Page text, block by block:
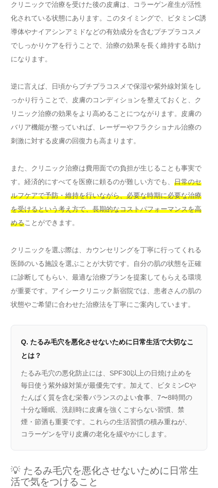
クリニックで治療を受けた後の皮膚は、コラーゲン産生が活性
化されている状態にあります。このタイミングで、ビタミンC誘
導体やナイアシンアミドなどの有効成分を含むプチプラコスメ
でしっかりケアを行うことで、治療の効果を長く維持する助け
になります。
逆に言えば、日頃からプチプラコスメで保湿や紫外線対策をし
っかり行うことで、皮膚のコンディションを整えておくと、ク
リニック治療の効果をより高めることにつながります。皮膚の
バリア機能が整っていれば、レーザーやフラクショナル治療の
刺激に対する皮膚の回復力も高まります。
また、クリニック治療は費用面での負担が生じることも事実で
す。経済的にすべてを医療に頼るのが難しい方でも、 日常のセ
ルフケアで予防・維持を行いながら、必要な時期に必要な治療
を受けるという考え方で、長期的なコストパフォーマンスを高
めることができます。
クリニックを選ぶ際は、カウンセリングを丁寧に行ってくれる
医師のいる施設を選ぶことが大切です。自分の肌の状態を正確
に診断してもらい、最適な治療プランを提案してもらえる環境
が重要です。アイシークリニック新宿院では、患者さんの肌の
状態やご希望に合わせた治療法を丁寧にご案内しています。
Q. たるみ毛穴を悪化させないために日常生活で大切なこ
とは？
たるみ毛穴の悪化防止には、SPF30以上の日焼け止めを
毎日使う紫外線対策が最優先です。加えて、ビタミンCや
たんぱく質を含む栄養バランスのよい食事、7〜8時間の
十分な睡眠、洗顔時に皮膚を強くこすらない習慣、禁
煙・節酒も重要です。これらの生活習慣の積み重ねが、
コラーゲンを守り皮膚の老化を緩やかにします。
💡 たるみ毛穴を悪化させないために日常生
活で気をつけること